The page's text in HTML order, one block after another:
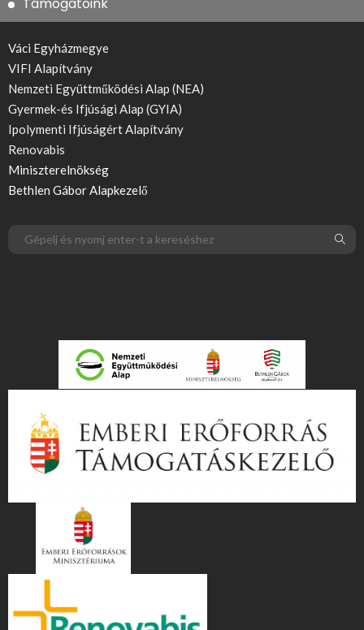
Váci Egyházmegye
VIFI Alapítvány
Nemzeti Együttműködési Alap (NEA)
Gyermek-és Ifjúsági Alap (GYIA)
Ipolymenti Ifjúságért Alapítvány
Renovabis
Miniszterelnökség
Bethlen Gábor Alapkezelő